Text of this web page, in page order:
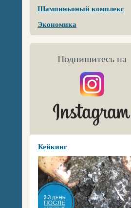
Шампиньоный комплекс
Экономика
Подпишитесь на
Кейкинг